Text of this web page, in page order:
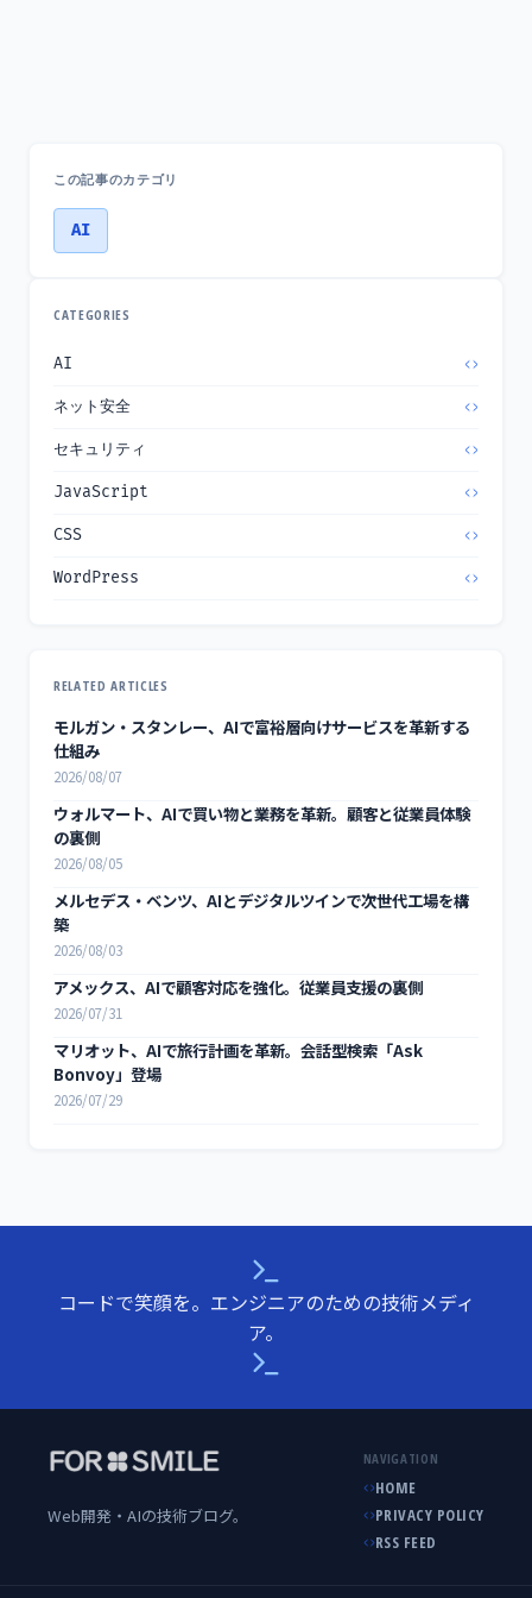
この記事のカテゴリ
AI
CATEGORIES
AI
ネット安全
セキュリティ
JavaScript
CSS
WordPress
RELATED ARTICLES
モルガン・スタンレー、AIで富裕層向けサービスを革新する
仕組み
2026/08/07
ウォルマート、AIで買い物と業務を革新。顧客と従業員体験
の裏側
2026/08/05
メルセデス・ベンツ、AIとデジタルツインで次世代工場を構
築
2026/08/03
アメックス、AIで顧客対応を強化。従業員支援の裏側
2026/07/31
マリオット、AIで旅行計画を革新。会話型検索「Ask
Bonvoy」登場
2026/07/29
コードで笑顔を。エンジニアのための技術メディ
ア。
Web開発・AIの技術ブログ。
NAVIGATION
HOME
PRIVACY POLICY
RSS FEED